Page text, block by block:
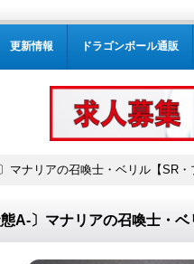
更新情報 ドラゴンボール通販
マナリアの召喚士・ベリル【SR・
A-〕マナリアの召喚士・